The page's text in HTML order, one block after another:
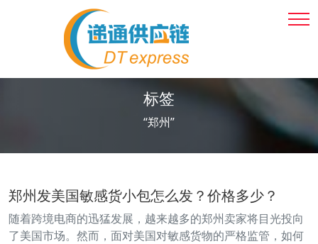
标签
“郑州”
郑州发美国敏感货小包怎么发？价格多少？
随着跨境电商的迅猛发展，越来越多的郑州卖家将目光投向
了美国市场。然而，面对美国对敏感货物的严格监管，如何